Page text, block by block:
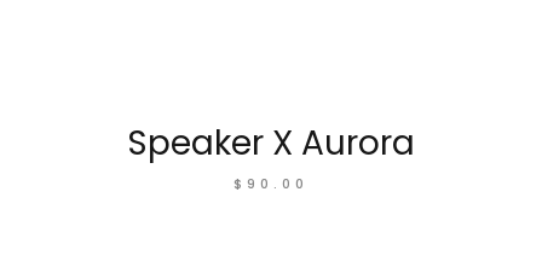
Speaker X Aurora
$90.00